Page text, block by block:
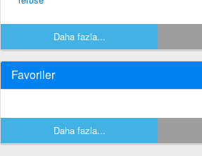
Daha fazla...
Favoriler
Daha fazla...